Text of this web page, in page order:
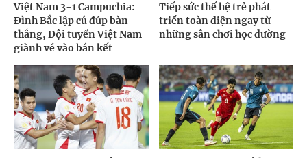
Việt Nam 3-1 Campuchia:
Đình Bắc lập cú đúp bàn
thắng, Đội tuyển Việt Nam
giành vé vào bán kết
Tiếp sức thế hệ trẻ phát
triển toàn diện ngay từ
những sân chơi học đường